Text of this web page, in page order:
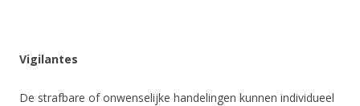
Vigilantes
De strafbare of onwenselijke handelingen kunnen individueel